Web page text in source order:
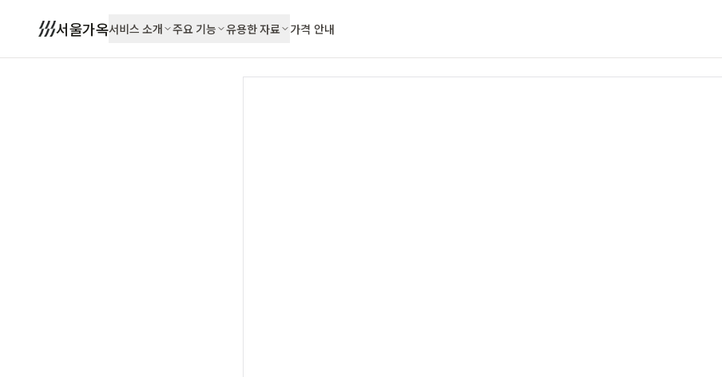
서울가옥서비스 소개 주요 기능 유용한 자료 가격 안내